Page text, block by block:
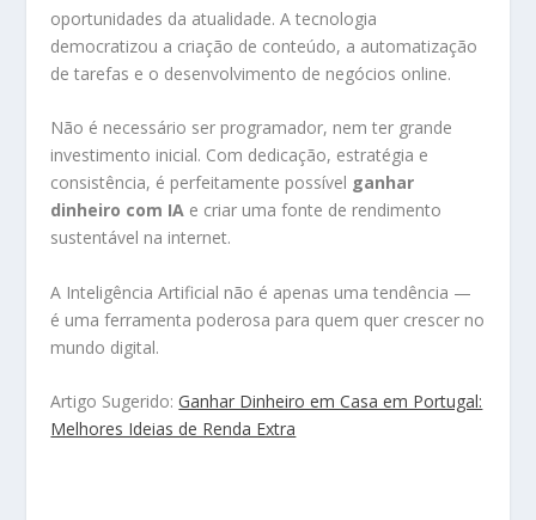
oportunidades da atualidade. A tecnologia
democratizou a criação de conteúdo, a automatização
de tarefas e o desenvolvimento de negócios online.
Não é necessário ser programador, nem ter grande
investimento inicial. Com dedicação, estratégia e
consistência, é perfeitamente possível ganhar
dinheiro com IA e criar uma fonte de rendimento
sustentável na internet.
A Inteligência Artificial não é apenas uma tendência —
é uma ferramenta poderosa para quem quer crescer no
mundo digital.
Artigo Sugerido:Ganhar Dinheiro em Casa em Portugal:
Melhores Ideias de Renda Extra